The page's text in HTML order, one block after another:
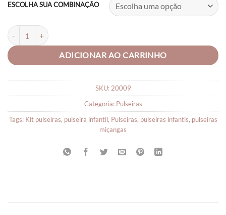
ESCOLHA SUA COMBINAÇÃO
Pulseira Infantil de Miçanga Nome Personalizado quantidade
ADICIONAR AO CARRINHO
SKU: 20009
Categoria: Pulseiras
Tags: Kit pulseiras, pulseira infantil, Pulseiras, pulseiras infantis, pulseiras
miçangas